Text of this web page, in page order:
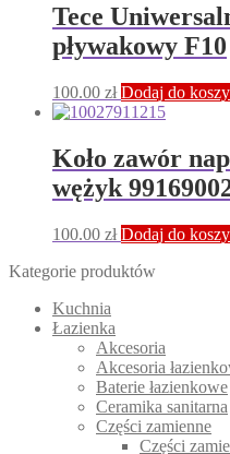
Tece
pływakowy F10
100.00 zł Dodaj do
Koło zawór
wężyk
100.00 zł Dodaj do
Kategorie produktów
Kuchnia
Łazienka
Akcesoria
Akcesoria
Baterie łazienkowe
Ceramika sanitarna
Części zamienne
Części